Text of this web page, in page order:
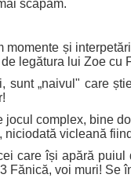
scăpăm.
momente și
legătura lui Zoe cu
sunt „naivul" care
complex, bine
niciodată vicleană
care își apără
Fănică, voi muri!